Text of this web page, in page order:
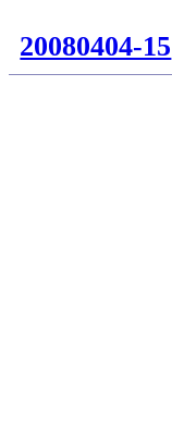
20080404-15